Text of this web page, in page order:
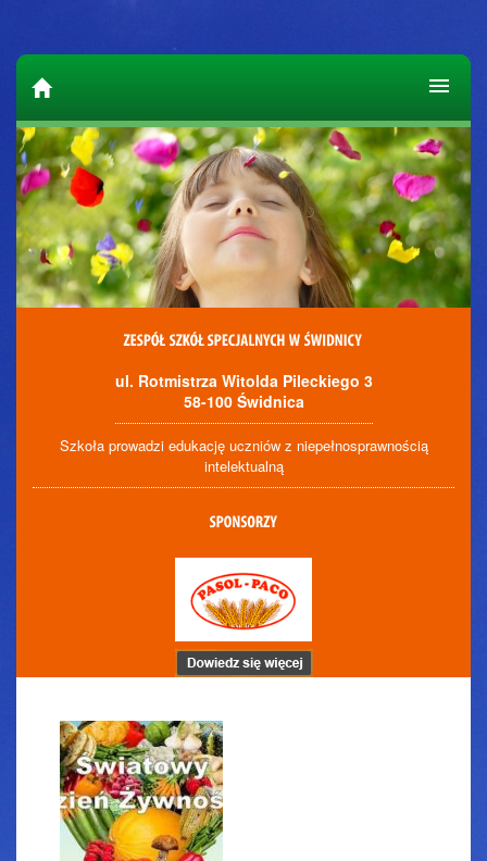
ul. Rotmistrza Witolda Pileckiego 3
58-100 Świdnica
Szkoła prowadzi edukację uczniów z niepełnosprawnością
intelektualną